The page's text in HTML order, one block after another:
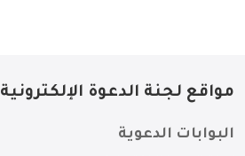
مواقع لجنة الدعوة الإلكترونية
البوابات الدعوية